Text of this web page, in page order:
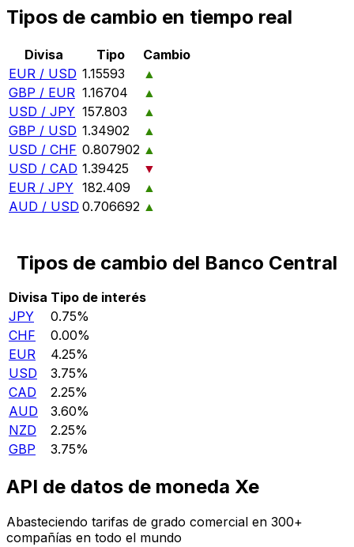
Tipos de cambio en tiempo real
Divisa Tipo
Cambio
EUR / USD 1.15593
▲
GBP / EUR 1.16704
▲
USD / JPY 157.803
▲
GBP / USD 1.34902
▲
USD / CHF 0.807902 ▲
USD / CAD 1.39425
▼
EUR / JPY 182.409
▲
AUD / USD 0.706692 ▲
Tipos de cambio del Banco Central
Divisa Tipo de interés
JPY
0.75%
CHF
0.00%
EUR
4.25%
USD
3.75%
CAD
2.25%
AUD
3.60%
NZD
2.25%
GBP
3.75%
API de datos de moneda Xe
Abasteciendo tarifas de grado comercial en 300+
compañías en todo el mundo